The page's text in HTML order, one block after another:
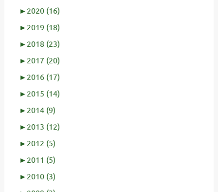
► 2020 (16)
► 2019 (18)
► 2018 (23)
► 2017 (20)
► 2016 (17)
► 2015 (14)
► 2014 (9)
► 2013 (12)
► 2012 (5)
► 2011 (5)
► 2010 (3)